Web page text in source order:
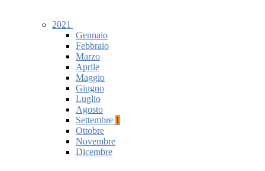
2021
Gennaio
Febbraio
Marzo
Aprile
Maggio
Giugno
Luglio
Agosto
Settembre 1
Ottobre
Novembre
Dicembre